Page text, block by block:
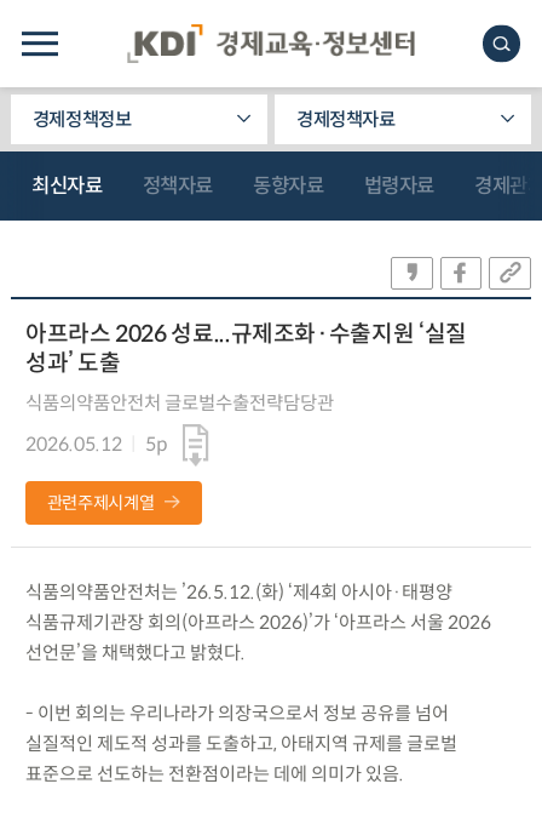
경제정책정보 경제정책자료
최신자료 정책자료 동향자료 법령자료 경제관
아프라스 2026 성료...규제조화·수출지원 ‘실질
성과’ 도출
식품의약품안전처 글로벌수출전략담당관
2026.05.12
5p
관련주제시계열
식품의약품안전처는 ’26.5.12.(화) ‘제4회 아시아·태평양
식품규제기관장 회의(아프라스 2026)’가 ‘아프라스 서울 2026
선언문’을 채택했다고 밝혔다.
- 이번 회의는 우리나라가 의장국으로서 정보 공유를 넘어
실질적인 제도적 성과를 도출하고, 아태지역 규제를 글로벌
표준으로 선도하는 전환점이라는 데에 의미가 있음.